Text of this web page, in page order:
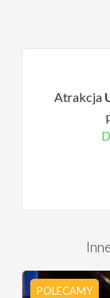
Atrakcja
POLECAMY